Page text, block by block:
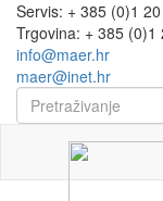
Servis: + 385 (0)1
Trgovina: + 385 (0)1
info@maer.hr
maer@inet.hr